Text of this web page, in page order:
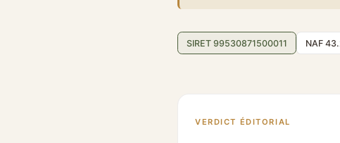
SIRET 99530871500011 NAF
VERDICT ÉDITORIAL